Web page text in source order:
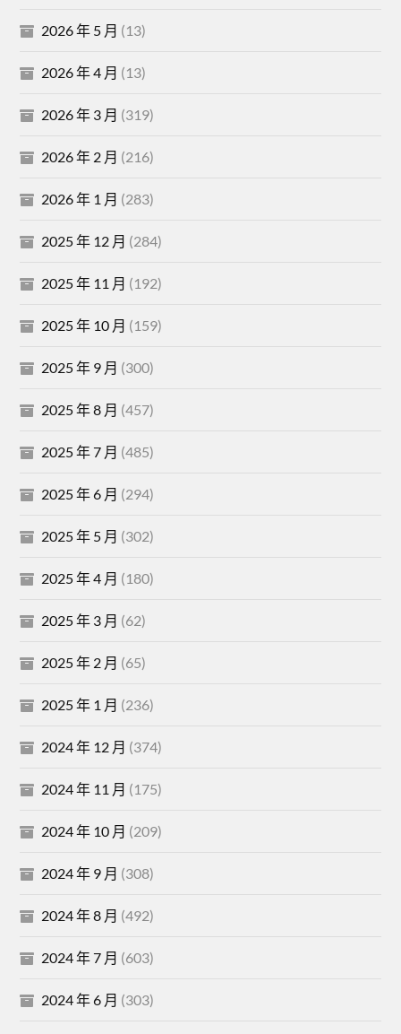
2026 年 5 月 (13)
2026 年 4 月 (13)
2026 年 3 月 (319)
2026 年 2 月 (216)
2026 年 1 月 (283)
2025 年 12 月 (284)
2025 年 11 月 (192)
2025 年 10 月 (159)
2025 年 9 月 (300)
2025 年 8 月 (457)
2025 年 7 月 (485)
2025 年 6 月 (294)
2025 年 5 月 (302)
2025 年 4 月 (180)
2025 年 3 月 (62)
2025 年 2 月 (65)
2025 年 1 月 (236)
2024 年 12 月 (374)
2024 年 11 月 (175)
2024 年 10 月 (209)
2024 年 9 月 (308)
2024 年 8 月 (492)
2024 年 7 月 (603)
2024 年 6 月 (303)